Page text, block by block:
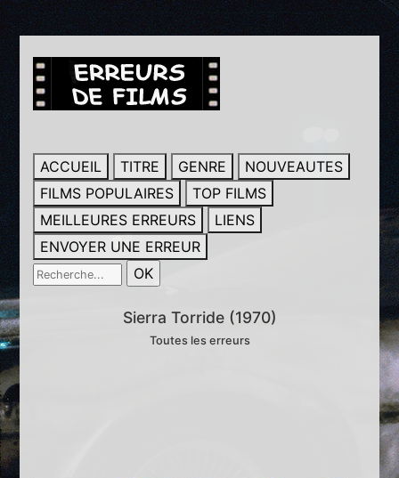
ACCUEIL TITRE GENRE
NOUVEAUTES
FILMS POPULAIRES
TOP FILMS
MEILLEURES ERREURS
LIENS
ENVOYER UNE ERREUR
Sierra Torride (1970)
Toutes les erreurs